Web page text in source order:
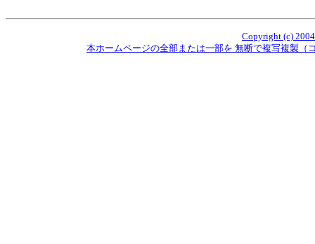
Copyright (c)
本ホームページの全部または一部を 無断で複写複製（